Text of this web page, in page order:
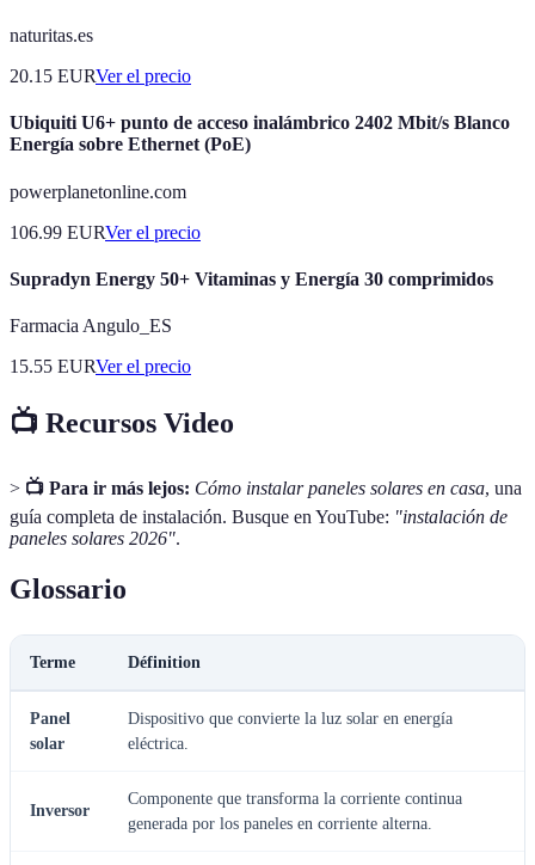
naturitas.es
20.15 EURVer el precio
Ubiquiti U6+ punto de acceso inalámbrico 2402 Mbit/s Blanco
Energía sobre Ethernet (PoE)
powerplanetonline.com
106.99 EURVer el precio
Supradyn Energy 50+ Vitaminas y Energía 30 comprimidos
Farmacia Angulo_ES
15.55 EURVer el precio
📺 Recursos Video
> 📺 Para ir más lejos: Cómo instalar paneles solares en casa, una
guía completa de instalación. Busque en YouTube: "instalación de
paneles solares 2026".
Glossario
Terme Définition
Panel
solar
Dispositivo que convierte la luz solar en energía
eléctrica.
Inversor
Componente que transforma la corriente continua
generada por los paneles en corriente alterna.